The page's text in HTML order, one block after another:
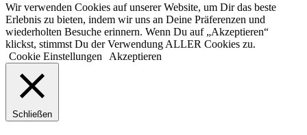
Wir verwenden Cookies auf unserer Website, um Dir das beste
Erlebnis zu bieten, indem wir uns an Deine Präferenzen und
wiederholten Besuche erinnern. Wenn Du auf „Akzeptieren“
klickst, stimmst Du der Verwendung ALLER Cookies zu.
Cookie Einstellungen
Akzeptieren
Schließen